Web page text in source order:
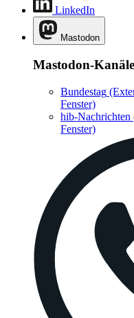
LinkedIn
Mastodon
Mastodon-Kanäle
Bundestag
Fenster)
hib-Nachrichten
Fenster)